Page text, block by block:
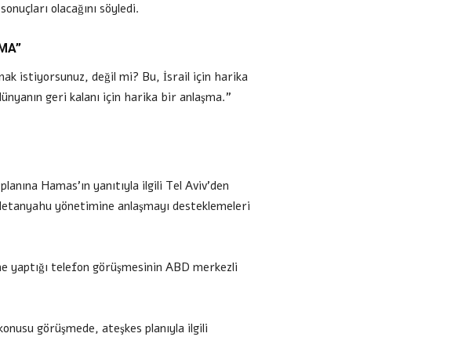
olacağını söyledi.
istiyorsunuz, değil mi? Bu, İsrail için harika
geri kalanı için harika bir anlaşma.”
Hamas’ın yanıtıyla ilgili Tel Aviv’den
yönetimine anlaşmayı desteklemeleri
yaptığı telefon görüşmesinin ABD merkezli
görüşmede, ateşkes planıyla ilgili